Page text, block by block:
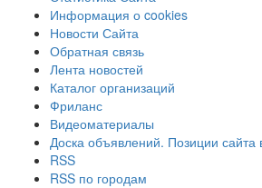
Информация о cookies
Новости Сайта
Обратная связь
Лента новостей
Каталог организаций
Фриланс
Видеоматериалы
Доска объявлений. Позиции сайта
RSS
RSS по городам